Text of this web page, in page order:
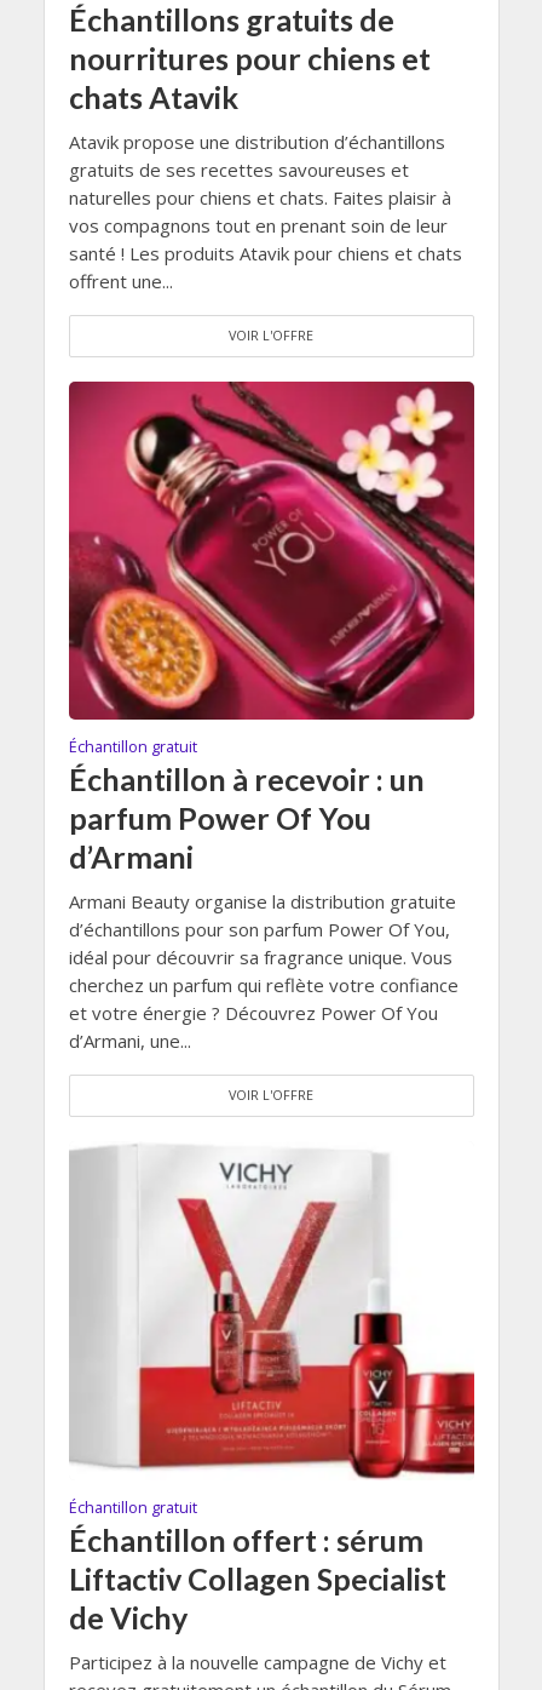
Échantillons gratuits de
nourritures pour chiens et
chats Atavik
Atavik propose une distribution d’échantillons
gratuits de ses recettes savoureuses et
naturelles pour chiens et chats. Faites plaisir à
vos compagnons tout en prenant soin de leur
santé ! Les produits Atavik pour chiens et chats
offrent une...
VOIR L'OFFRE
Échantillon gratuit
Échantillon à recevoir : un
parfum Power Of You
d’Armani
Armani Beauty organise la distribution gratuite
d’échantillons pour son parfum Power Of You,
idéal pour découvrir sa fragrance unique. Vous
cherchez un parfum qui reflète votre confiance
et votre énergie ? Découvrez Power Of You
d’Armani, une...
VOIR L'OFFRE
Échantillon gratuit
Échantillon offert : sérum
Liftactiv Collagen Specialist
de Vichy
Participez à la nouvelle campagne de Vichy et